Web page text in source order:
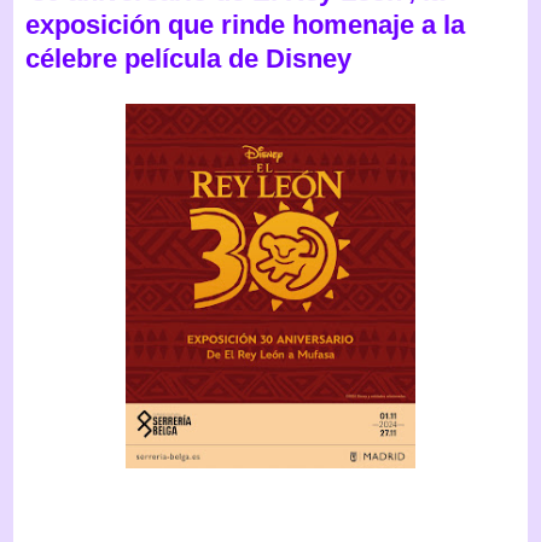
exposición que rinde homenaje a la
célebre película de Disney